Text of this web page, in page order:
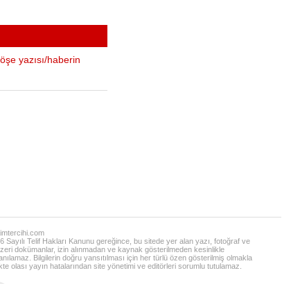
yazısı/haberin
Sayılı Telif Hakları Kanunu gereğince, bu sitede yer alan yazı, fotoğraf ve
dokümanlar, izin alınmadan ve kaynak gösterilmeden kesinlikle
Bilgilerin doğru yansıtılması için her türlü özen gösterilmiş olmakla
olası yayın hatalarından site yönetimi ve editörleri sorumlu tutulamaz.